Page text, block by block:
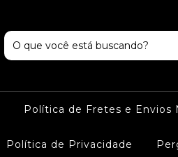
Política de Fretes e Envios
Política de Privacidade